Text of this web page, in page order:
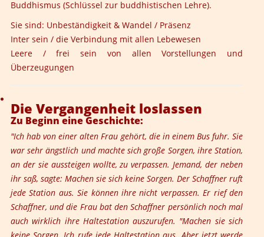
Buddhismus (Schlüssel zur buddhistischen Lehre).
Sie sind: Unbeständigkeit & Wandel / Präsenz
Inter sein / die Verbindung mit allen Lebewesen
Leere / frei sein von allen Vorstellungen und
Überzeugungen
Die Vergangenheit loslassen
Zu Beginn eine Geschichte:
"Ich hab von einer alten Frau gehört, die in einem Bus fuhr. Sie
war sehr ängstlich und machte sich große Sorgen, ihre Station,
an der sie aussteigen wollte, zu verpassen. Jemand, der neben
ihr saß, sagte: Machen sie sich keine Sorgen. Der Schaffner ruft
jede Station aus. Sie können ihre nicht verpassen. Er rief den
Schaffner, und die Frau bat den Schaffner persönlich noch mal
auch wirklich ihre Haltestation auszurufen. "Machen sie sich